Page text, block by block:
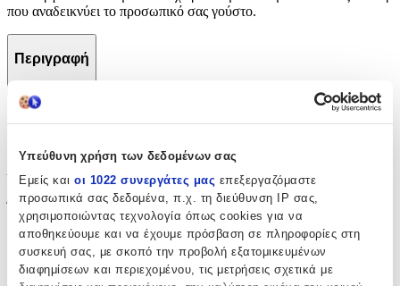
Υπεύθυνη χρήση των δεδομένων σας
Εμείς και οι 1022 συνεργάτες μας επεξεργαζόμαστε
προσωπικά σας δεδομένα, π.χ. τη διεύθυνση IP σας,
χρησιμοποιώντας τεχνολογία όπως cookies για να
αποθηκεύουμε και να έχουμε πρόσβαση σε πληροφορίες στη
συσκευή σας, με σκοπό την προβολή εξατομικευμένων
διαφημίσεων και περιεχομένου, τις μετρήσεις σχετικά με
που αναδεικνύει το προσωπικό σας γούστο.
Περιγραφή
Περιγραφή
Με λίγα λόγια...
Ένα κομψό αξεσουάρ που προσδίδει στυλ και πρακτικότητα στην
καθημερινότητά σας, αυτή η κλειδοθήκη σε μπλε απόχρωση
ξεχωρίζει για την ποιότητα και την ανθεκτικότητα που προσφέρει η
Beverly Hills Polo Club. Ιδανική για την ασφαλή οργάνωση των
κλειδιών σας, συνδυάζει το διαχρονικό design με την αξιοπιστία